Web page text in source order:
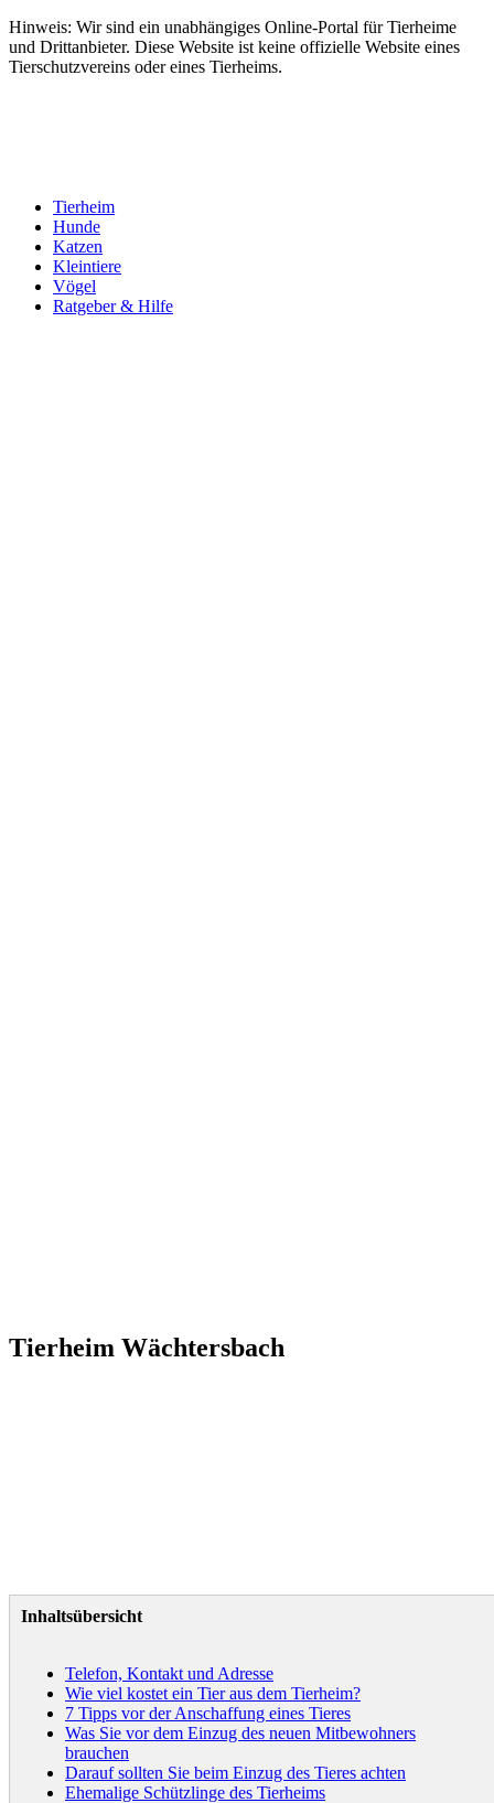
Hinweis: Wir sind ein unabhängiges Online-Portal für Tierheime
und Drittanbieter. Diese Website ist keine offizielle Website eines
Tierschutzvereins oder eines Tierheims.
Tierheim
Hunde
Katzen
Kleintiere
Vögel
Ratgeber & Hilfe
Tierheim Wächtersbach
Inhaltsübersicht
Telefon, Kontakt und Adresse
Wie viel kostet ein Tier aus dem Tierheim?
7 Tipps vor der Anschaffung eines Tieres
Was Sie vor dem Einzug des neuen Mitbewohners
brauchen
Darauf sollten Sie beim Einzug des Tieres achten
Ehemalige Schützlinge des Tierheims